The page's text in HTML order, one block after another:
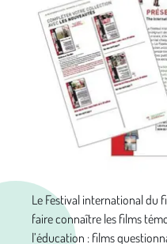
Le Festival international du
faire connaître les films
l’éducation : films